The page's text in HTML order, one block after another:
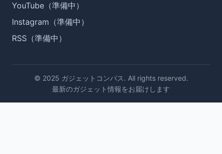
YouTube（準備中）
Instagram（準備中）
RSS（準備中）
© 2025 ガジェットコンパス. All rights reserved.
最新のガジェット情報をお届けします